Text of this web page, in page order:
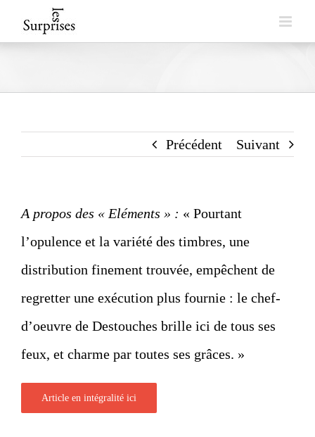
to
Précédent Suivant
A propos des « Eléments » : « Pourtant
l’opulence et la variété des timbres, une
distribution finement trouvée, empêchent de
regretter une exécution plus fournie : le chef-
d’oeuvre de Destouches brille ici de tous ses
feux, et charme par toutes ses grâces. »
Article en intégralité ici